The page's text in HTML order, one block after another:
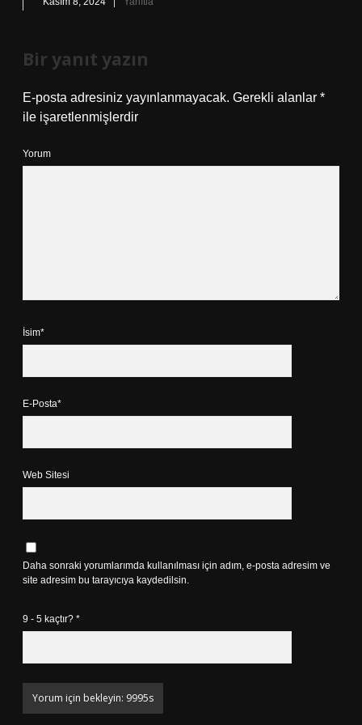
Bir yanıt yazın
E-posta adresiniz yayınlanmayacak. Gerekli alanlar *
ile işaretlenmişlerdir
Yorum
İsim*
E-Posta*
Web Sitesi
Daha sonraki yorumlarımda kullanılması için adım, e-posta adresim ve
site adresim bu tarayıcıya kaydedilsin.
9 - 5 kaçtır? *